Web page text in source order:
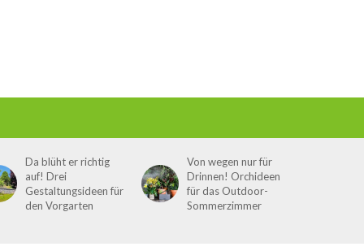
Da blüht er richtig
auf! Drei
Gestaltungsideen für
den Vorgarten
Von wegen nur für
Drinnen! Orchideen
für das Outdoor-
Sommerzimmer